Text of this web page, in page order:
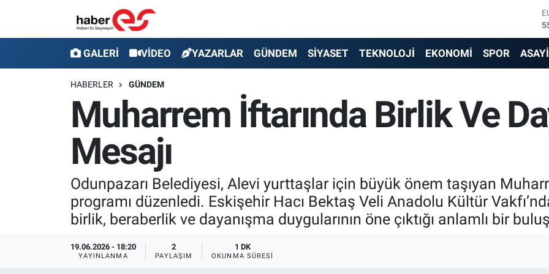
GALERİ VİDEO YAZARLAR GÜNDEM SİYASET TEKNOLOJİ EKONOMİ SPOR
HABERLER GÜNDEM
Muharrem İftarında Birlik Ve
Mesajı
Odunpazarı Belediyesi, Alevi yurttaşlar için büyük önem taşıyan
programı düzenledi. Eskişehir Hacı Bektaş Veli Anadolu Kültür
birlik, beraberlik ve dayanışma duygularının öne çıktığı anlamlı bir
19.06.2026 - 18:20
YAYINLANMA
2
PAYLAŞIM
1 DK
OKUNMA SÜRESI
YAZARLAR
GÜNDEM
TEKNOLOJİ
Eskişehir Nöbetçi Eczaneler
Eskişehir Hava Durumu
Eskişehir Trafik Yoğunluk Haritası
Süper Lig Puan Durumu ve Fikstür
Son Dakika Haberleri